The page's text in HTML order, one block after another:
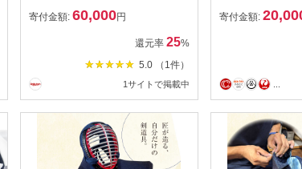
ーツ デザート MARLOWE
【マーロウ】[AKAF012]
寄付金額:60,000円
還元率 25%
5.0 （1件）
1サイトで掲載中
寄付金額: